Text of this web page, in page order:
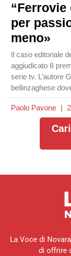
“Ferrovie
per
meno»
Il caso editoriale
aggiudicato 8
serie tv. L’autore
bellinzaghese
Paolo Pavone
La Voce di
di offrire